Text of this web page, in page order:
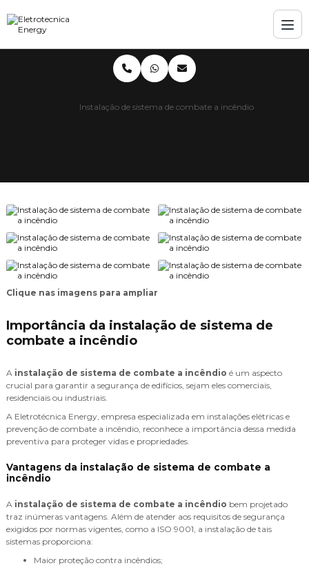
Instalação de sistema de combate a incêndio
Clique nas imagens para ampliar
Importância da instalação de sistema de
combate a incêndio
A instalação de sistema de combate a incêndio é um aspecto
crucial para garantir a segurança de edifícios, sejam eles comerciais,
residenciais ou industriais.
A Eletrotécnica Energy, empresa especializada em instalações elétricas e
prevenção de combate a incêndio, reconhece a importância dessa medida
preventiva para proteger vidas e propriedades.
Vantagens da instalação de sistema de combate a
incêndio
A instalação de sistema de combate a incêndio bem projetado
traz inúmeras vantagens. Além de atender aos requisitos de segurança
exigidos por normas vigentes, como a ISO 9001, a instalação de tais
sistemas proporciona:
Maior proteção contra incêndios;